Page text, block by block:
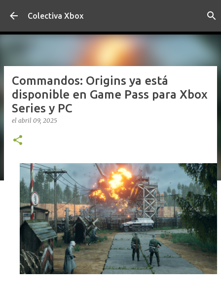
Ir al contenido principal
Colectiva Xbox
Commandos: Origins ya está
disponible en Game Pass para Xbox
Series y PC
el abril 09, 2025